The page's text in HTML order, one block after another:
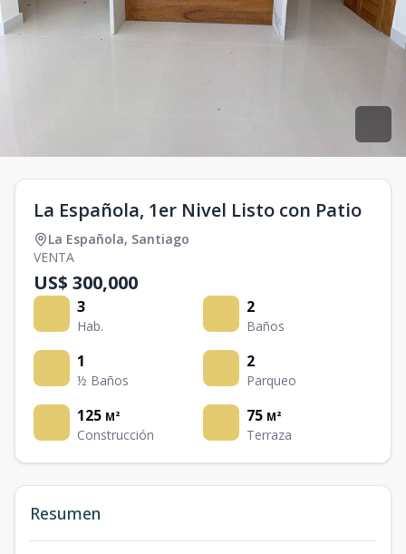
La Española, 1er Nivel Listo con Patio
La Española, Santiago
VENTA
US$ 300,000
3
Hab.
2
Baños
1
½ Baños
2
Parqueo
125 M²
Construcción
75 M²
Terraza
Resumen